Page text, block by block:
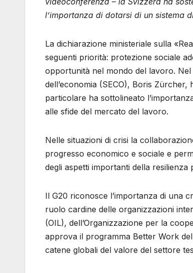
l’importanza di dotarsi di un sistema
La dichiarazione ministeriale sulla
seguenti priorità: protezione sociale
opportunità nel mondo del lavoro.
dell’economia (SECO), Boris
particolare ha sottolineato
alle sfide del mercato del lavoro.
Nelle situazioni di crisi la
progresso economico e sociale e
degli aspetti importanti della
Il G20 riconosce l’importanza di una
ruolo cardine delle organizzazioni
(OIL), dell’Organizzazione per la
approva il programma Better Work
catene globali del valore del settore